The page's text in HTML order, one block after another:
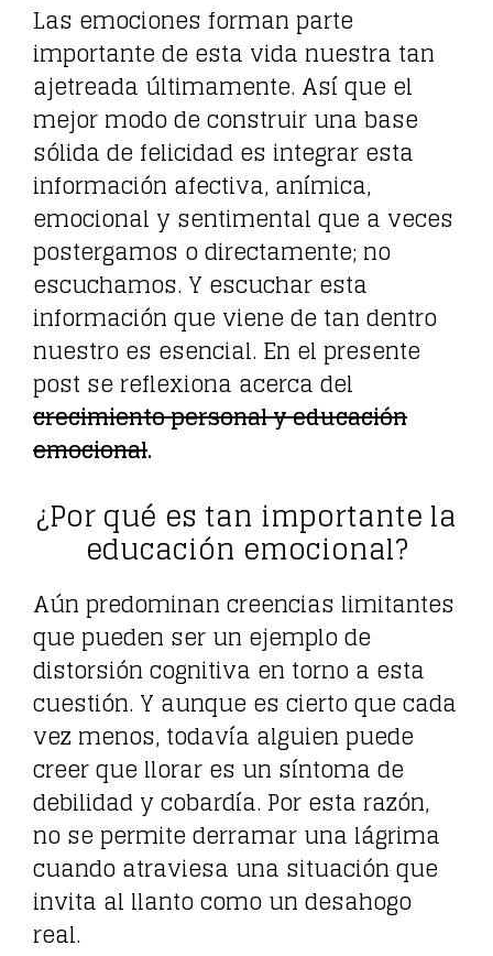
Las emociones forman parte
importante de esta vida nuestra tan
ajetreada últimamente. Así que el
mejor modo de construir una base
sólida de felicidad es integrar esta
información afectiva, anímica,
emocional y sentimental que a veces
postergamos o directamente; no
escuchamos. Y escuchar esta
información que viene de tan dentro
nuestro es esencial. En el presente
post se reflexiona acerca del
crecimiento personal y educación
emocional.
¿Por qué es tan importante la
educación emocional?
Aún predominan creencias limitantes
que pueden ser un ejemplo de
distorsión cognitiva en torno a esta
cuestión. Y aunque es cierto que cada
vez menos, todavía alguien puede
creer que llorar es un síntoma de
debilidad y cobardía. Por esta razón,
no se permite derramar una lágrima
cuando atraviesa una situación que
invita al llanto como un desahogo
real.